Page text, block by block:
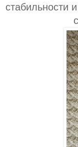
стабильности